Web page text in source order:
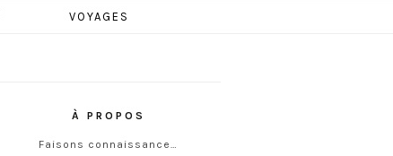
VOYAGES
À PROPOS
Faisons connaissance…